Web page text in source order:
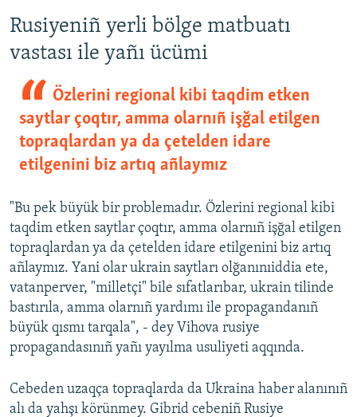
Rusiyeniñ yerli bölge matbuatı
vastası ile yañı ücümi
Özlerini regional kibi taqdim etken
saytlar çoqtır, amma olarnıñ işğal etilgen
topraqlardan ya da çetelden idare
etilgenini biz artıq añlaymız
"Bu pek büyük bir problemadır. Özlerini regional kibi
taqdim etken saytlar çoqtır, amma olarnıñ işğal etilgen
topraqlardan ya da çetelden idare etilgenini biz artıq
añlaymız. Yani olar ukrain saytları olğanınıiddia ete,
vatanperver, "milletçi" bile sıfatlarıbar, ukrain tilinde
bastırıla, amma olarnıñ yardımı ile propagandanıñ
büyük qısmı tarqala", - dey Vihova rusiye
propagandasınıñ yañı yayılma usuliyeti aqqında.
Cebeden uzaqça topraqlarda da Ukraina haber alanınıñ
alı da yahşı körünmey. Gibrid cebeniñ Rusiye